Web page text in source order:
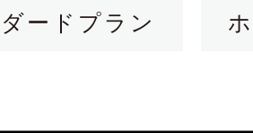
ードプラン